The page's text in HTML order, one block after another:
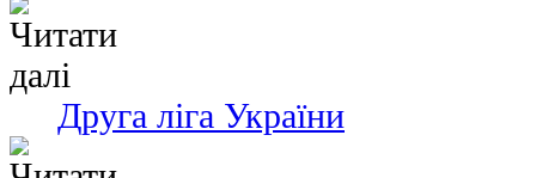
Друга ліга України